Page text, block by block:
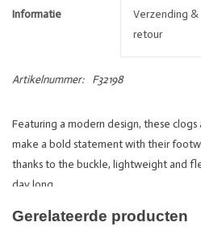
Informatie
Verzending &
retour
Artikelnummer: F32198
Featuring a modern design, these
make a bold statement with their
thanks to the buckle, lightweight and
day long.
Gerelateerde producten